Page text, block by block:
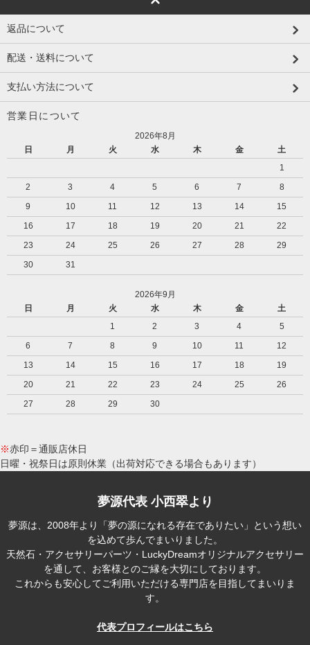
返品について
配送・送料について
支払い方法について
営業日について
2026年8月
日
月 火 水 木 金
土
1
2
3 4 5 6 7
8
9
10 11 12 13 14
15
16
17 18 19 20 21
22
23
24 25 26 27 28
29
30
31
2026年9月
日
月 火 水 木 金
土
1
2 3 4
5
6
7 8 9 10 11
12
13
14 15 16 17 18
19
20
21 22 23 24 25
26
27
28 29 30
※赤印＝通販店休日
日曜・祝祭日は原則休業（出荷対応できる場合もあります）
夢源代表 小西翠より
夢源は、2008年より「夢の源になれる存在でありたい」という想い
を込めて歩んでまいりました。
天然石・アクセサリーパーツ・LuckyDreamオリジナルアクセサリー
を通して、お客様とのご縁を大切にしております。
これからも安心してご利用いただける専門店を目指してまいりま
す。
代表プロフィールはこちら